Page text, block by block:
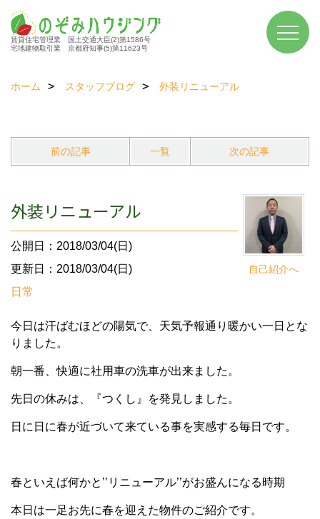
賃貸住宅管理業 国土交通大臣(2)第1586号
宅地建物取引業 京都府知事(5)第11623号
ホーム スタッフブログ 外装リニューアル
前の記事 一覧 次の記事
自己紹介へ
外装リニューアル
公開日：2018/03/04(日)
更新日：2018/03/04(日)
日常
今日は汗ばむほどの陽気で、 天気予報通り暖かい一日とな
りました。
朝一番、快適に社用車の洗車が出来ました。
先日の休みは、『つくし』を発見しました。
日に日に春が近づいて来ている事を実感する毎日です。
春といえば何かと’’リニューアル’’がお盛んになる時期
本日は一足お先に春を迎えた物件のご紹介です。